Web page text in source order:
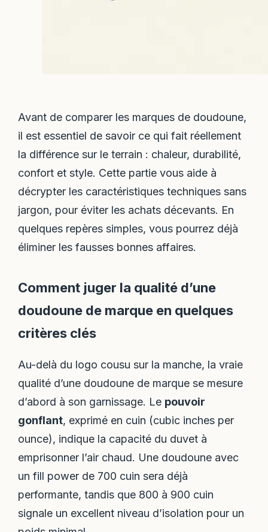
Avant de comparer les marques de doudoune,
il est essentiel de savoir ce qui fait réellement
la différence sur le terrain : chaleur, durabilité,
confort et style. Cette partie vous aide à
décrypter les caractéristiques techniques sans
jargon, pour éviter les achats décevants. En
quelques repères simples, vous pourrez déjà
éliminer les fausses bonnes affaires.
Comment juger la qualité d’une
doudoune de marque en quelques
critères clés
Au-delà du logo cousu sur la manche, la vraie
qualité d’une doudoune de marque se mesure
d’abord à son garnissage. Le pouvoir
gonflant, exprimé en cuin (cubic inches per
ounce), indique la capacité du duvet à
emprisonner l’air chaud. Une doudoune avec
un fill power de 700 cuin sera déjà
performante, tandis que 800 à 900 cuin
signale un excellent niveau d’isolation pour un